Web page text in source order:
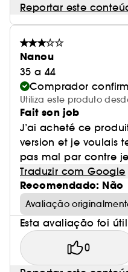
Reportar este
Nanou
35 a 44
Comprador
Utiliza este produto
Fait son job
J’ai acheté ce
version et je voulais
pas mal par contre
Traduzir com Google
Recomendado: Não
Avaliação
Esta avaliação foi
0